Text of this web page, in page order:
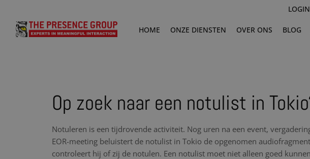
HOME ONZE DIENSTEN OVER ONS BLOG
Op zoek naar een notulist in
Notuleren is een tijdrovende activiteit. Nog uren na een event,
EOR-meeting beluistert de notulist in Tokio de opgenomen
controleert hij of zij de notulen. Een notulist moet niet alleen goed kunnen